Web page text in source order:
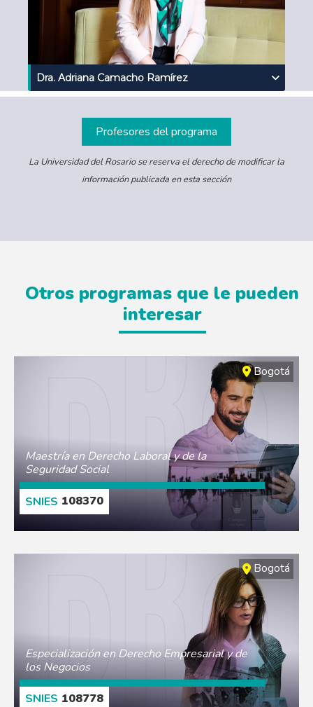
Dra. Adriana Camacho Ramírez
Profesores del programa
La Universidad del Rosario se reserva el derecho de modificar la
información publicada en esta sección
Otros programas que le pueden
interesar
Bogotá
Maestría en Derecho Laboral y de la
Seguridad Social
108370
CONOCE MÁS
Bogotá
Especialización en Derecho Empresarial y de
los Negocios
108778